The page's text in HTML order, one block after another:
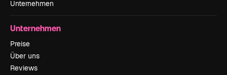
Unternehmen
Unternehmen
Preise
Über uns
Reviews